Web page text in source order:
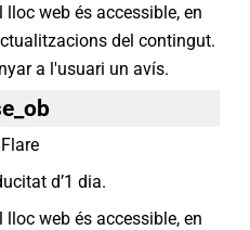
web és accessible, en
del contingut.
a l'usuari un avís.
d’1 dia.
web és accessible, en